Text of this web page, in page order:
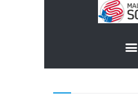
Über Maler
Leistung
Datenschutz